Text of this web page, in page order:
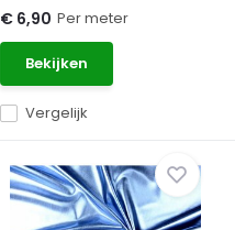
Vergelijk
€ 6,90 Per meter
Bekijken